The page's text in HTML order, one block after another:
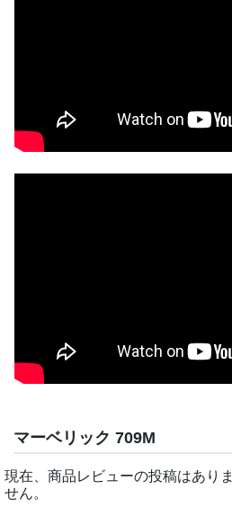
マーベリック 709M
現在、商品レビューの投稿はありま
せん。